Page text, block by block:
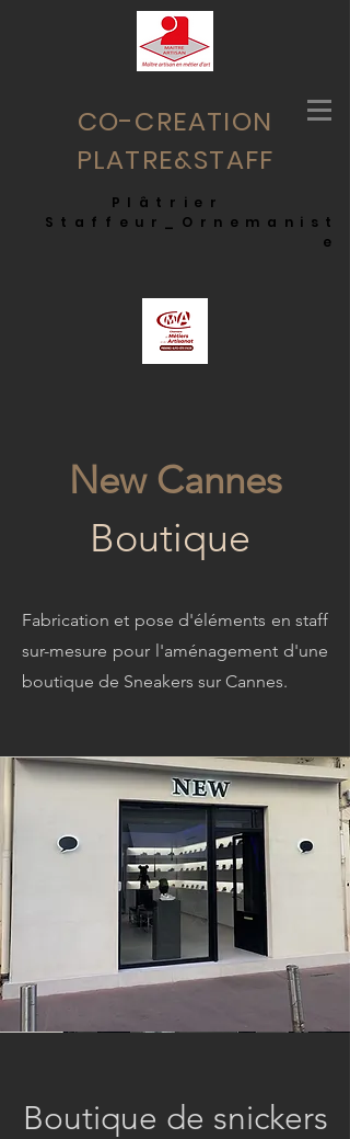
CO-CREATION
PLATRE&STAFF
Plâtrier
Staffeur_Ornemanist
e
New Cannes
Boutique
Fabrication et pose d'éléments en staff
sur-mesure pour l'aménagement d'une
boutique de Sneakers sur Cannes.
Boutique de snickers